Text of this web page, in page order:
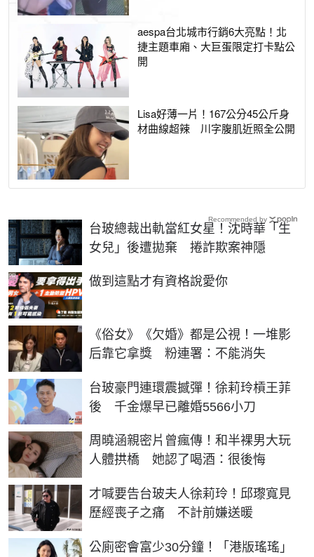
aespa台北城市行銷6大亮點！北
捷主題車廂、大巨蛋限定打卡點公
開
Lisa好薄一片！167公分45公斤身
材曲線超辣 川字腹肌近照全公開
台玻總裁出軌當紅女星！沈時華「生
女兒」後遭拋棄 捲詐欺案神隱
做到這點才有資格說愛你
PR
《俗女》《欠婚》都是公視！一堆影
后靠它拿獎 粉連署：不能消失
台玻豪門連環震撼彈！徐莉玲槓王菲
後 千金爆早已離婚5566小刀
周曉涵親密片曾瘋傳！和半裸男大玩
人體拱橋 她認了喝酒：很後悔
才喊要告台玻夫人徐莉玲！邱瓈寬見
歷經喪子之痛 不計前嫌送暖
公廁密會富少30分鐘！「港版瑤瑤」
Recommended by